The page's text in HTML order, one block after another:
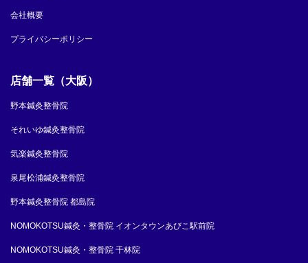
会社概要
プライバシーポリシー
店舗一覧（大阪）
野本鍼灸整骨院
それいゆ鍼灸整骨院
気楽鍼灸整骨院
泉尾松浦鍼灸整骨院
野本鍼灸整骨院 都島院
NOMOKOTSU鍼灸・整骨院 イオンタウンあびこ駅前院
NOMOKOTSU鍼灸・整骨院 千林院